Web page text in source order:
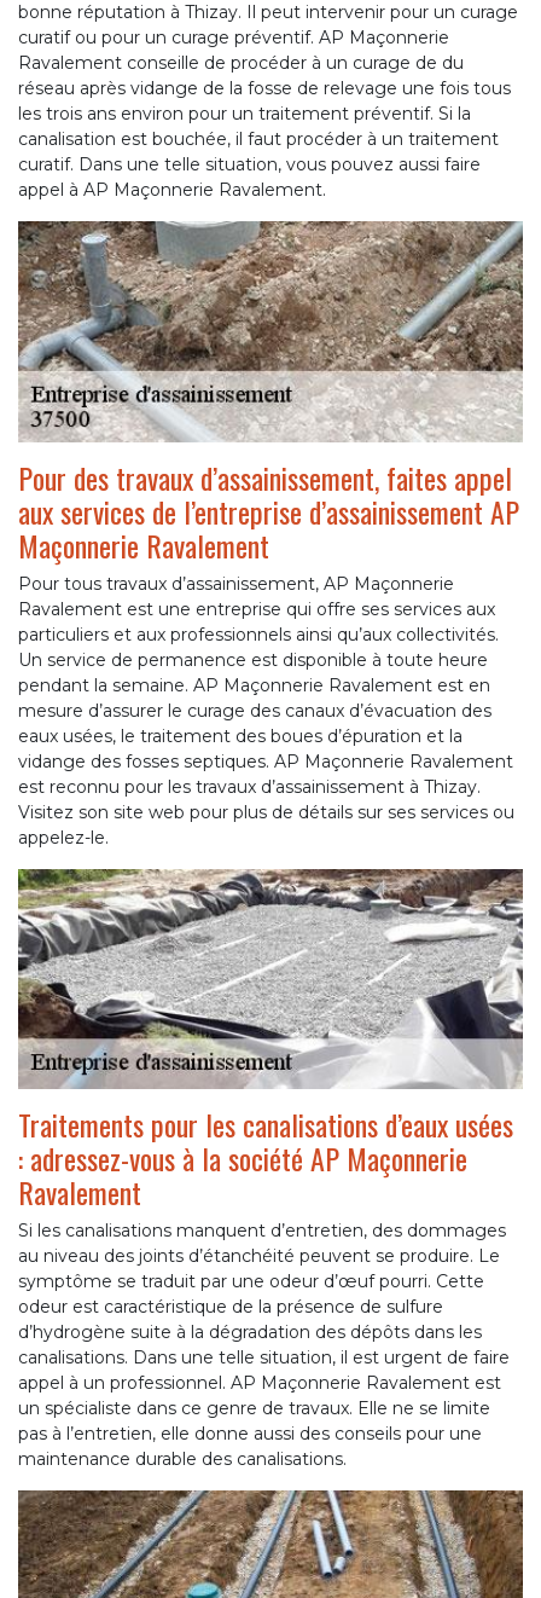
bonne réputation à Thizay. Il peut intervenir pour un curage
curatif ou pour un curage préventif. AP Maçonnerie
Ravalement conseille de procéder à un curage de du
réseau après vidange de la fosse de relevage une fois tous
les trois ans environ pour un traitement préventif. Si la
canalisation est bouchée, il faut procéder à un traitement
curatif. Dans une telle situation, vous pouvez aussi faire
appel à AP Maçonnerie Ravalement.
Pour des travaux d’assainissement, faites appel
aux services de l’entreprise d’assainissement AP
Maçonnerie Ravalement
Pour tous travaux d’assainissement, AP Maçonnerie
Ravalement est une entreprise qui offre ses services aux
particuliers et aux professionnels ainsi qu’aux collectivités.
Un service de permanence est disponible à toute heure
pendant la semaine. AP Maçonnerie Ravalement est en
mesure d’assurer le curage des canaux d’évacuation des
eaux usées, le traitement des boues d’épuration et la
vidange des fosses septiques. AP Maçonnerie Ravalement
est reconnu pour les travaux d’assainissement à Thizay.
Visitez son site web pour plus de détails sur ses services ou
appelez-le.
Traitements pour les canalisations d’eaux usées
: adressez-vous à la société AP Maçonnerie
Ravalement
Si les canalisations manquent d’entretien, des dommages
au niveau des joints d’étanchéité peuvent se produire. Le
symptôme se traduit par une odeur d’œuf pourri. Cette
odeur est caractéristique de la présence de sulfure
d’hydrogène suite à la dégradation des dépôts dans les
canalisations. Dans une telle situation, il est urgent de faire
appel à un professionnel. AP Maçonnerie Ravalement est
un spécialiste dans ce genre de travaux. Elle ne se limite
pas à l’entretien, elle donne aussi des conseils pour une
maintenance durable des canalisations.